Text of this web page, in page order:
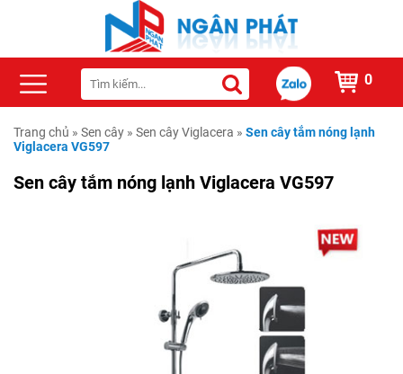
0
Trang chủ » Sen cây » Sen cây Viglacera » Sen cây tắm nóng lạnh
Viglacera VG597
Sen cây tắm nóng lạnh Viglacera VG597